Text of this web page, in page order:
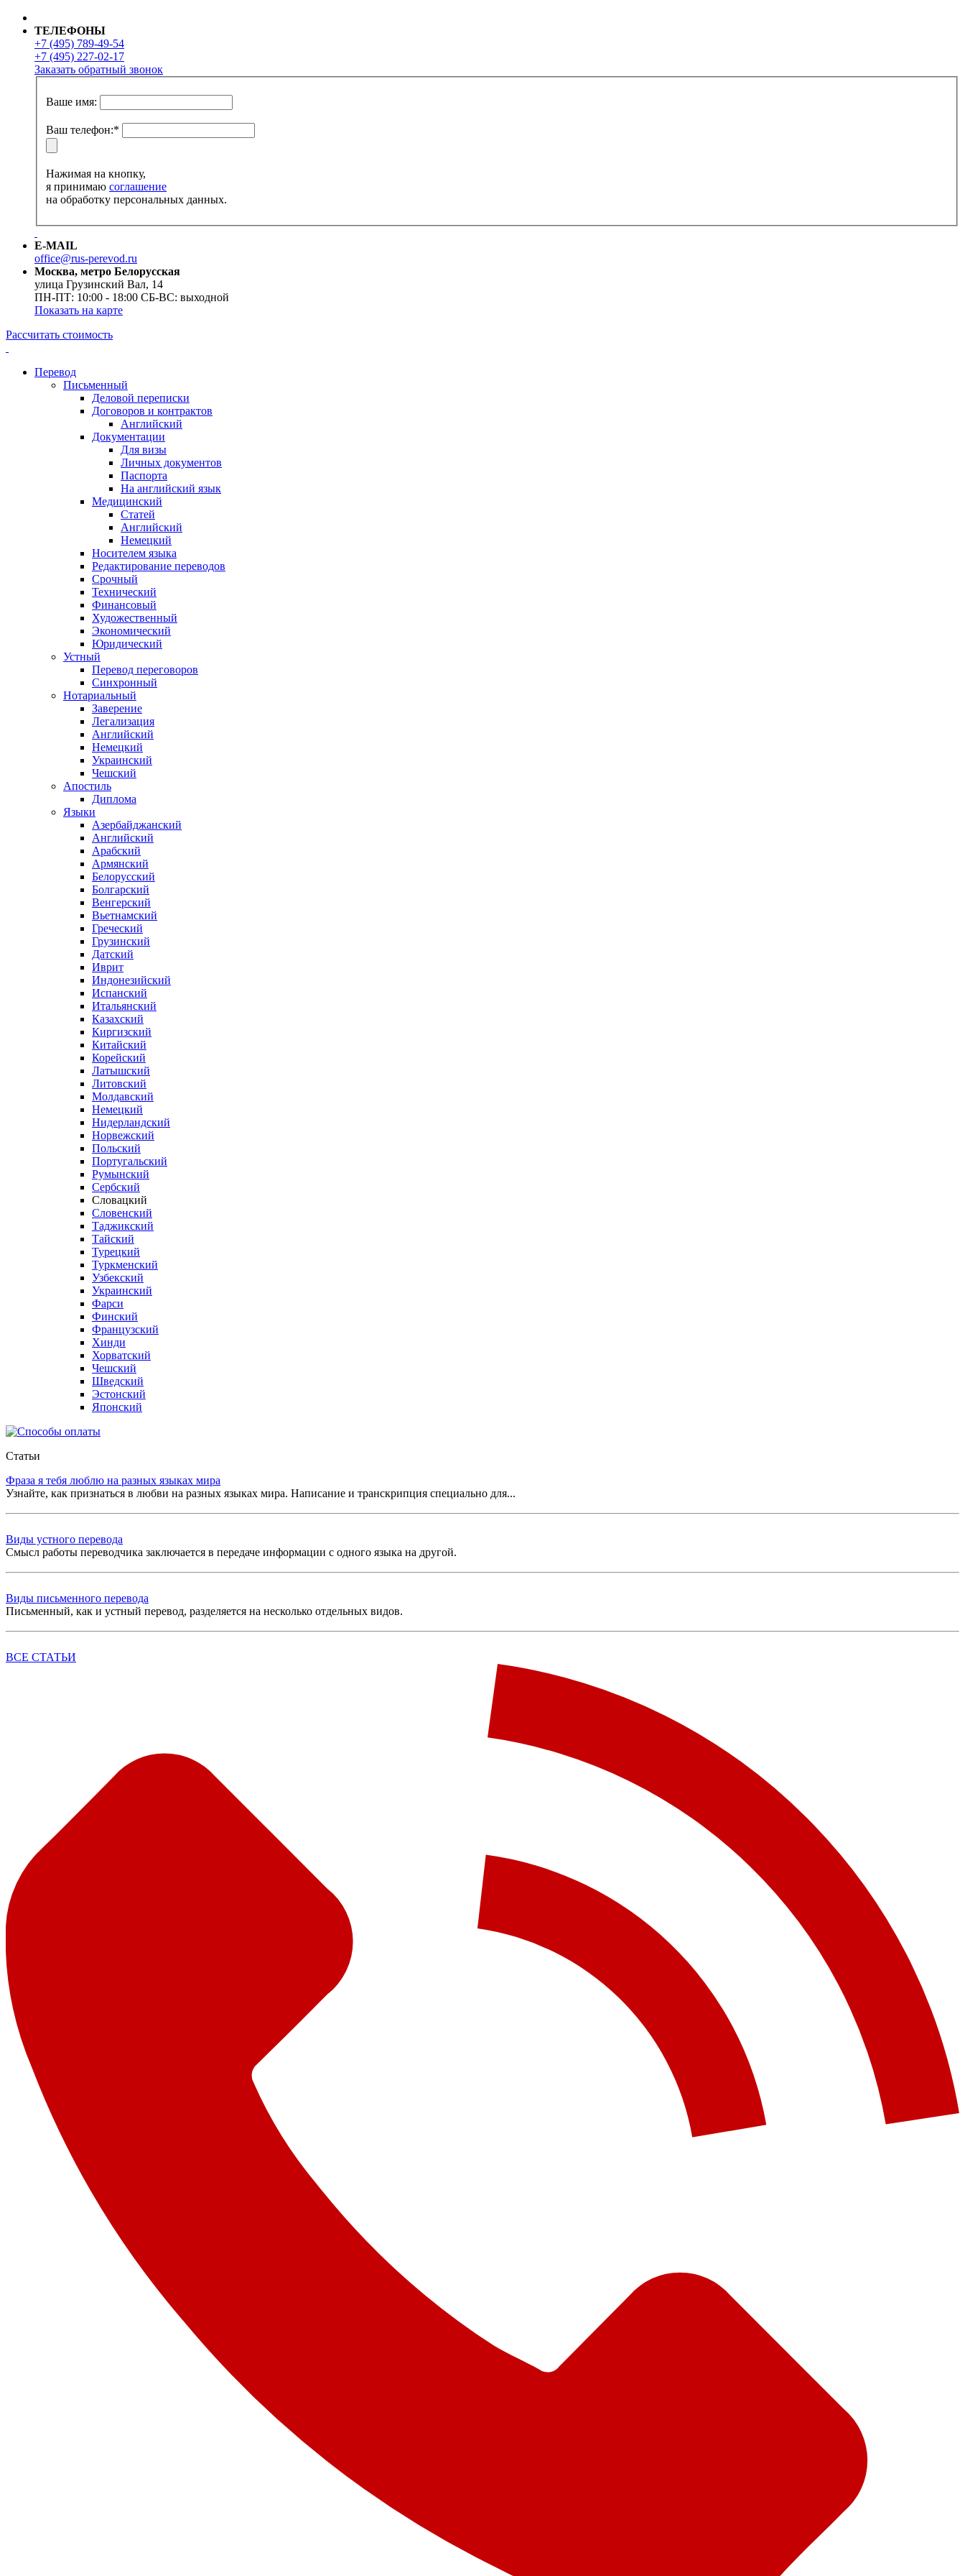
ТЕЛЕФОНЫ
+7 (495) 789-49-54
+7 (495) 227-02-17
Заказать обратный звонок
Ваше имя:
Ваш телефон:*
Нажимая на кнопку,
я принимаю соглашение
на обработку персональных данных.
E-MAIL
office@rus-perevod.ru
Москва, метро Белорусская
улица Грузинский Вал, 14
ПН-ПТ: 10:00 - 18:00 СБ-ВС: выходной
Показать на карте
Рассчитать стоимость
Перевод
Письменный
Деловой переписки
Договоров и контрактов
Английский
Документации
Для визы
Личных документов
Паспорта
На английский язык
Медицинский
Статей
Английский
Немецкий
Носителем языка
Редактирование переводов
Срочный
Технический
Финансовый
Художественный
Экономический
Юридический
Устный
Перевод переговоров
Синхронный
Нотариальный
Заверение
Легализация
Английский
Немецкий
Украинский
Чешский
Апостиль
Диплома
Языки
Азербайджанский
Английский
Арабский
Армянский
Белорусский
Болгарский
Венгерский
Вьетнамский
Греческий
Грузинский
Датский
Иврит
Индонезийский
Испанский
Итальянский
Казахский
Киргизский
Китайский
Корейский
Латышский
Литовский
Молдавский
Немецкий
Нидерландский
Норвежский
Польский
Португальский
Румынский
Сербский
Словацкий
Словенский
Таджикский
Тайский
Турецкий
Туркменский
Узбекский
Украинский
Фарси
Финский
Французский
Хинди
Хорватский
Чешский
Шведский
Эстонский
Японский
Статьи
Фраза я тебя люблю на разных языках мира
Узнайте, как признаться в любви на разных языках мира. Написание и транскрипция специально для...
Виды устного перевода
Смысл работы переводчика заключается в передаче информации с одного языка на другой.
Виды письменного перевода
Письменный, как и устный перевод, разделяется на несколько отдельных видов.
ВСЕ СТАТЬИ